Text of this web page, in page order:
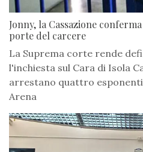
Jonny, la Cassazione
porte del carcere
La Suprema corte rende
l'inchiesta sul Cara di Isola
arrestano quattro
Arena